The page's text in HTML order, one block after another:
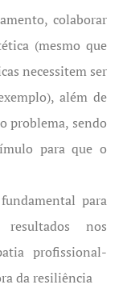
colaborar
(mesmo que
necessitem ser
além de
problema, sendo
para que o
para
nos
profissional-
da resiliência